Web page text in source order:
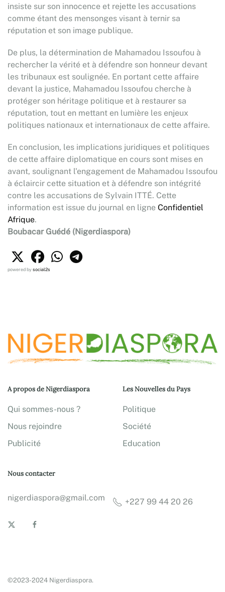
insiste sur son innocence et rejette les accusations
comme étant des mensonges visant à ternir sa
réputation et son image publique.
De plus, la détermination de Mahamadou Issoufou à
rechercher la vérité et à défendre son honneur devant
les tribunaux est soulignée. En portant cette affaire
devant la justice, Mahamadou Issoufou cherche à
protéger son héritage politique et à restaurer sa
réputation, tout en mettant en lumière les enjeux
politiques nationaux et internationaux de cette affaire.
En conclusion, les implications juridiques et politiques
de cette affaire diplomatique en cours sont mises en
avant, soulignant l'engagement de Mahamadou Issoufou
à éclaircir cette situation et à défendre son intégrité
contre les accusations de Sylvain ITTÉ. Cette
information est issue du journal en ligne Confidentiel
Afrique.
Boubacar Guédé (Nigerdiaspora)
powered bysocial2s
A propos de Nigerdiaspora
Qui sommes-nous ?
Nous rejoindre
Publicité
Les Nouvelles du Pays
Politique
Société
Education
Nous contacter
nigerdiaspora@gmail.com +227 99 44 20 26
©2023-2024 Nigerdiaspora.